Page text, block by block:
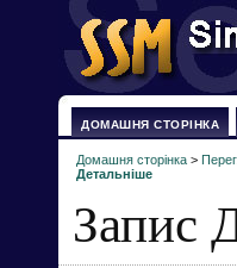
ДОМАШНЯ СТОРІНКА
Домашня сторінка >
Детальніше
Запис